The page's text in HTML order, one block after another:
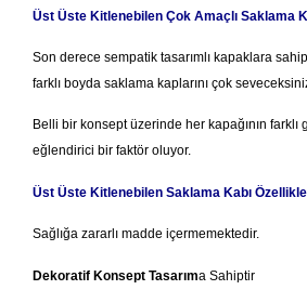
Üst Üste Kitlenebilen Çok Amaçlı Saklama
Son derece sempatik tasarımlı kapaklara
farklı boyda saklama kaplarını çok
Belli bir konsept üzerinde her kapağının farklı
eğlendirici bir faktör oluyor.
Üst Üste Kitlenebilen Saklama Kabı
Sağlığa zararlı madde içermemektedir.
Dekoratif Konsept Tasarıma Sahiptir